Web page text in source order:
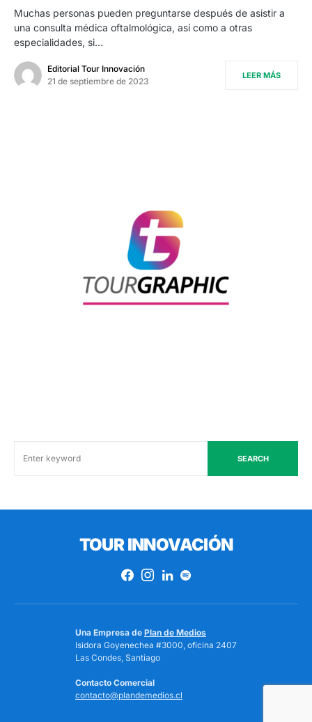
Muchas personas pueden preguntarse después de asistir a
una consulta médica oftalmológica, así como a otras
especialidades, si…
Editorial Tour Innovación
21 de septiembre de 2023
LEER MÁS
SEARCH
TOUR INNOVACIÓN
Una Empresa de Plan de Medios
Isidora Goyenechea #3000, oficina 2407
Las Condes, Santiago
Contacto Comercial
contacto@plandemedios.cl